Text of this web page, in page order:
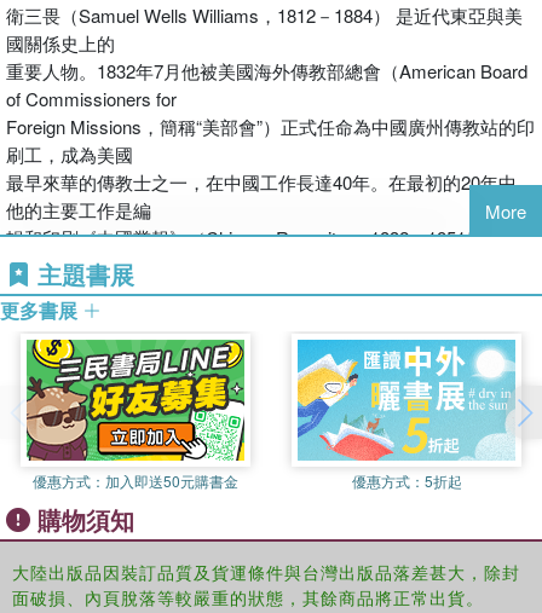
衛三畏（Samuel Wells Williams，1812－1884） 是近代東亞與美
國關係史上的
重要人物。1832年7月他被美國海外傳教部總會（American Board
of Commissioners for
Foreign Missions，簡稱“美部會”）正式任命為中國廣州傳教站的印
刷工，成為美國
最早來華的傳教士之一，在中國工作長達40年。在最初的20年中，
他的主要工作是編
輯和印刷《中國叢報》（Chinese Repository, 1832－1851）。
1856年他脫離美部會開
始在美國駐華使團任職，1858年隨美國公使赴天津訂立《中美天津
條約》。從1856到
1876年，20年間他曾7次代理駐華公使職務。1877年他辭職回美
國，被耶魯大學聘為
該校第一位中國語言與文學教授，也由此成為美國歷史上首位漢學
教授。著有《中國
總論》一書。
本書收錄美國耶魯大學圖書館藏衛三畏1831年至1884年間未刊出
的英文往來書信
2200余封，同時附錄了關涉衛三畏的重要的其他信件和文章近40
件。全書按照信件時
間先後排序。其中第1－18冊為原書信的影印件，第19－23冊為主
More
主題書展
更多書展
優惠方式： 加入即送50元購書金 優惠方式： 5折起
購物須知
大陸出版品因裝訂品質及貨運條件與台灣出版品落差甚大，除封
面破損、內頁脫落等較嚴重的狀態，其餘商品將正常出貨。